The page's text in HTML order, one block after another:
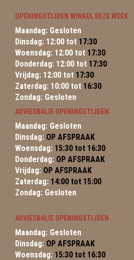
OPENINGSTIJDEN WINKEL DEZE WEEK
Maandag: Gesloten
Dinsdag: 12:00 tot 17:30
Woensdag: 12:00 tot 17:30
Donderdag: 12:00 tot 17:30
Vrijdag: 12:00 tot 17:30
Zaterdag: 10:00 tot 16:30
Zondag: Gesloten
ADVIESBALIE OPENINGSTIJDEN
Maandag: Gesloten
Dinsdag: OP AFSPRAAK
Woensdag: 15:30 tot 16:30
Donderdag: OP AFSPRAAK
Vrijdag: OP AFSPRAAK
Zaterdag: 14:00 tot 15:00
Zondag: Gesloten
ADVIESBALIE OPENINGSTIJDEN
Maandag: Gesloten
Dinsdag: OP AFSPRAAK
Woensdag: 15:30 tot 16:30